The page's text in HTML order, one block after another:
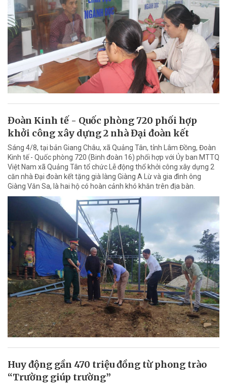
Đoàn Kinh tế - Quốc phòng 720 phối hợp
khởi công xây dựng 2 nhà Đại đoàn kết
Sáng 4/8, tại bản Giang Châu, xã Quảng Tân, tỉnh Lâm Đồng, Đoàn
Kinh tế - Quốc phòng 720 (Binh đoàn 16) phối hợp với Ủy ban MTTQ
Việt Nam xã Quảng Tân tổ chức Lễ động thổ khởi công xây dựng 2
căn nhà Đại đoàn kết tặng già làng Giàng A Lừ và gia đình ông
Giàng Văn Sa, là hai hộ có hoàn cảnh khó khăn trên địa bàn.
Huy động gần 470 triệu đồng từ phong trào
“Trường giúp trường”